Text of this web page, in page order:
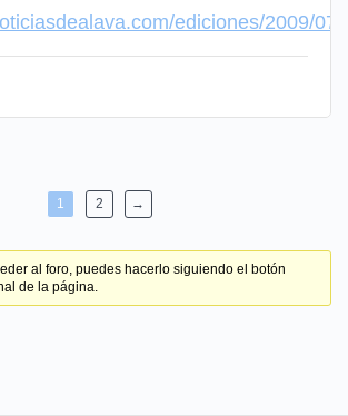
ediciones/2009/
1 2 →
al foro, puedes hacerlo siguiendo el botón
de la página.